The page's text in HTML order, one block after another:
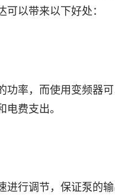
以带来以下好处：
功率，而使用变频器
费支出。
进行调节，保证泵的